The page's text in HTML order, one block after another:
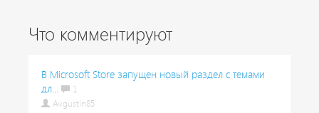
Что комментируют
В Microsoft Store запущен новый раздел с темами
дл...
1
Avgustin85